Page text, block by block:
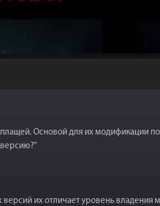
Основой для их модификации
их отличает уровень